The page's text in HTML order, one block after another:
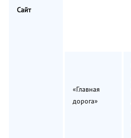
Сайт
«Главная
дорога»